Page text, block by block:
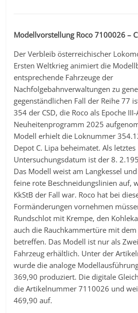
Modellvorstellung Roco 7100026 –
Der Verbleib österreichischer
Ersten Weltkrieg animiert die
entsprechende Fahrzeuge der
Nachfolgebahnverwaltungen zu
gegenständlichen Fall der Reihe 77
354 der CSD, die Roco als Epoche
Neuheitenprogramm 2025
Modell erhielt die Loknummer
Depot C. Lipa beheimatet. Als letztes
Untersuchungsdatum ist der 8.
Das Modell weist am Langkessel
feine rote Beschneidungslinien auf,
KkStB der Fall war. Roco hat bei
Formänderungen vornehmen
Rundschlot mit Krempe, den
auch die Rauchkammertüre mit dem
betreffen. Das Modell ist nur als
Fahrzeug erhältlich. Unter der
wurde die analoge
369,90 produziert. Die digitale
die Artikelnummer 7110026 und
469,90 auf.